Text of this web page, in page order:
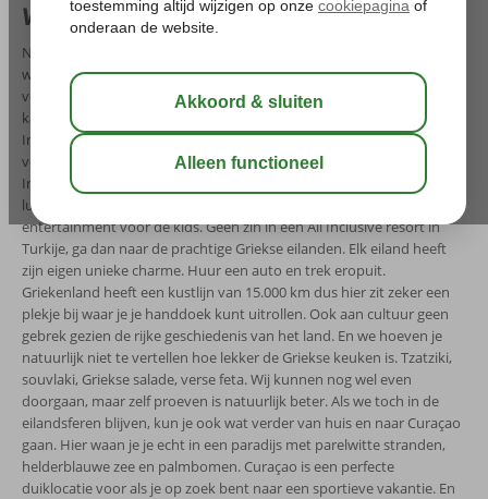
Waar op vakantie in juli 2025?
Niks vervelender dan wanneer je eindelijk vakantie hebt en de
weersvoorspelling is: regen, regen en nog eens regen. Wil je dit
voorkomen? Vraag jezelf dan af waarheen in juli, waar is de meeste
kans op zon en waar is het leuk voor de kinderen? De luxe All
Inclusive resorts in Turkije en Egypte bieden veel mogelijkheden
voor gezinnen met kinderen, maar zijn er ook als Adult Only hotels.
In deze landen heb je in juli zonzekerheid en geniet je optimaal in alle
luxe. Veel accommodaties hebben genoeg waterpret en
entertainment voor de kids. Geen zin in een All Inclusive resort in
Turkije, ga dan naar de prachtige Griekse eilanden. Elk eiland heeft
zijn eigen unieke charme. Huur een auto en trek eropuit.
Griekenland heeft een kustlijn van 15.000 km dus hier zit zeker een
plekje bij waar je je handdoek kunt uitrollen. Ook aan cultuur geen
gebrek gezien de rijke geschiedenis van het land. En we hoeven je
natuurlijk niet te vertellen hoe lekker de Griekse keuken is. Tzatziki,
souvlaki, Griekse salade, verse feta. Wij kunnen nog wel even
doorgaan, maar zelf proeven is natuurlijk beter. Als we toch in de
eilandsferen blijven, kun je ook wat verder van huis en naar Curaçao
gaan. Hier waan je je echt in een paradijs met parelwitte stranden,
helderblauwe zee en palmbomen. Curaçao is een perfecte
duiklocatie voor als je op zoek bent naar een sportieve vakantie. En